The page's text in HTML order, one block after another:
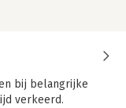
bij belangrijke
verkeerd.